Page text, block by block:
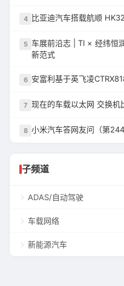
4 比亚迪汽车搭载航顺
5 车展前沿志 | TI × 经纬恒
新范式
6 安富利基于英飞凌
7 现在的车载以太网 交换机
8 小米汽车答网友问（第244
子频道
ADAS/自动驾驶
车载网络
新能源汽车